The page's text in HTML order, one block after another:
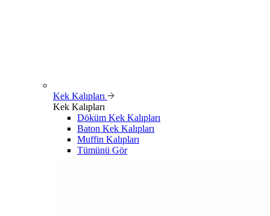
Kek Kalıpları
Kek Kalıpları
Döküm Kek Kalıpları
Baton Kek Kalıpları
Muffin Kalıpları
Tümünü Gör